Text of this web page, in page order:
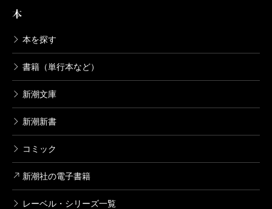
本
本を探す
書籍（単行本など）
新潮文庫
新潮新書
コミック
新潮社の電子書籍
レーベル・シリーズ一覧